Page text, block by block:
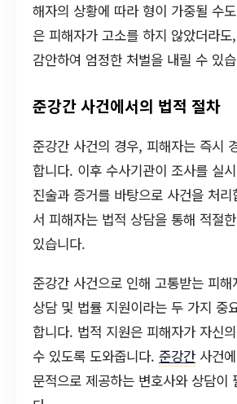
해자의 상황에 따라 형이 가중될 수
은 피해자가 고소를 하지 않았더라
감안하여 엄정한 처벌을 내릴 수 있
준강간 사건에서의 법적 절차
준강간 사건의 경우, 피해자는 즉시
합니다. 이후 수사기관이 조사를 실
진술과 증거를 바탕으로 사건을 처
서 피해자는 법적 상담을 통해 적절
있습니다.
준강간 사건으로 인해 고통받는 피
상담 및 법률 지원이라는 두 가지 중
합니다. 법적 지원은 피해자가 자신
수 있도록 도와줍니다. 준강간 사건
문적으로 제공하는 변호사와 상담이